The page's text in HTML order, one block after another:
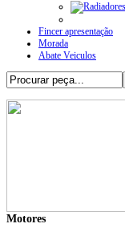
Fincer apresentação
Morada
Abate Veiculos
Motores